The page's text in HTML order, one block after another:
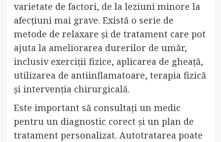
varietate de factori, de la leziuni minore la
afecțiuni mai grave. Există o serie de
metode de relaxare și de tratament care pot
ajuta la ameliorarea durerilor de umăr,
inclusiv exerciții fizice, aplicarea de gheață,
utilizarea de antiinflamatoare, terapia fizică
și intervenția chirurgicală.
Este important să consultați un medic
pentru un diagnostic corect și un plan de
tratament personalizat. Autotratarea poate